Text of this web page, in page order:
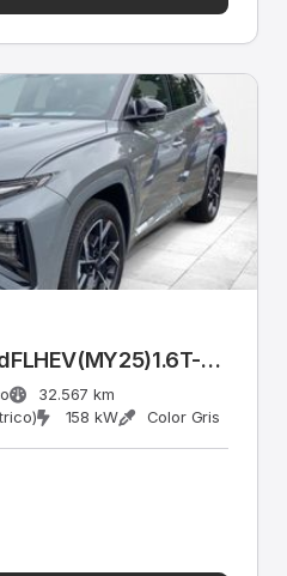
32.567 km
158 kW Color Gris